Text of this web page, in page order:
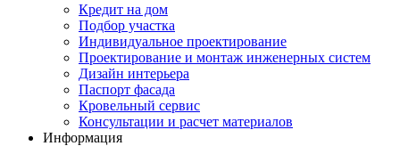
Кредит на дом
Подбор участка
Индивидуальное проектирование
Проектирование и монтаж инженерных систем
Дизайн интерьера
Паспорт фасада
Кровельный сервис
Консультации и расчет материалов
Информация